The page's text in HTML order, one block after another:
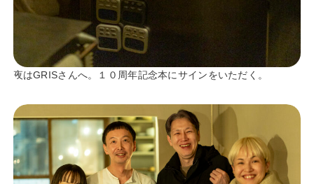
夜はGRISさんへ。１０周年記念本にサインをいただく。